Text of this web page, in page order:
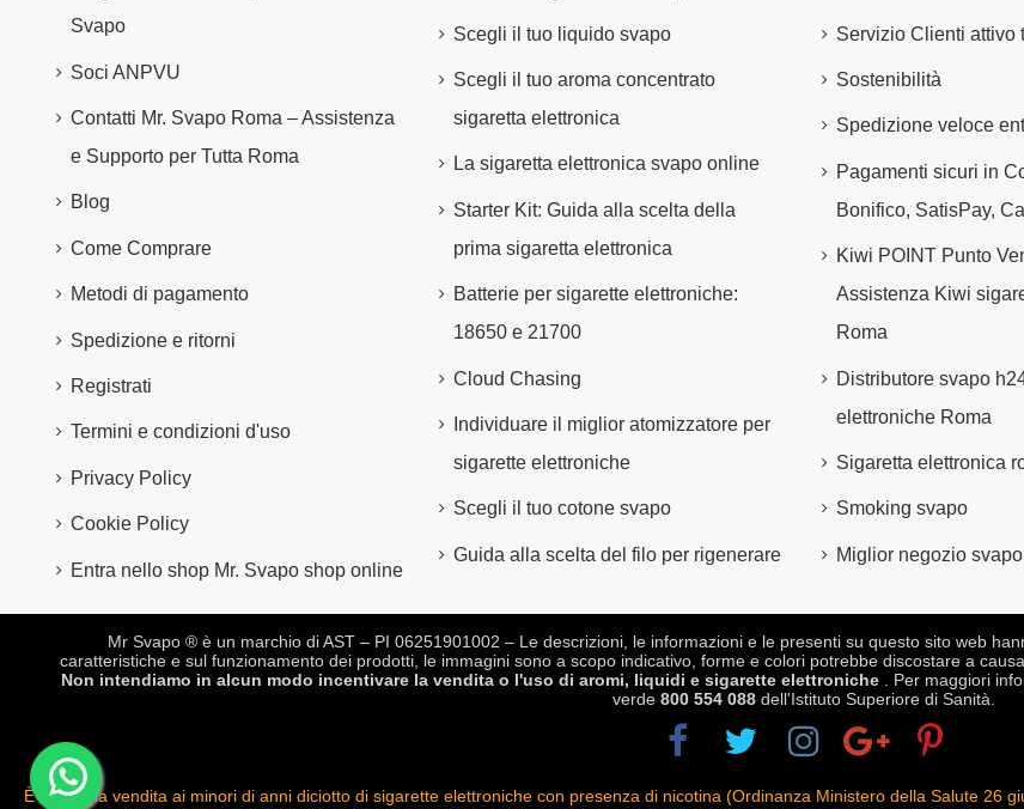
Svapo
Soci ANPVU
Contatti Mr. Svapo Roma – Assistenza
e Supporto per Tutta Roma
Blog
Come Comprare
Metodi di pagamento
Spedizione e ritorni
Registrati
Termini e condizioni d'uso
Privacy Policy
Cookie Policy
Entra nello shop Mr. Svapo shop online
Scegli il tuo liquido svapo
Scegli il tuo aroma concentrato
sigaretta elettronica
La sigaretta elettronica svapo online
Starter Kit: Guida alla scelta della
prima sigaretta elettronica
Batterie per sigarette elettroniche:
18650 e 21700
Cloud Chasing
Individuare il miglior atomizzatore per
sigarette elettroniche
Scegli il tuo cotone svapo
Guida alla scelta del filo per rigenerare
Servizio Clienti attivo
Sostenibilità
Spedizione veloce
Pagamenti sicuri in
Bonifico, SatisPay,
Kiwi POINT Punto
Assistenza Kiwi
Roma
Distributore svapo
elettroniche Roma
Sigaretta elettronica
Smoking svapo
Miglior negozio
Mr Svapo ® è un marchio di AST – PI 06251901002 – Le descrizioni, le informazioni e le presenti su questo sito web
caratteristiche e sul funzionamento dei prodotti, le immagini sono a scopo indicativo, forme e colori potrebbe discostare a
Non intendiamo in alcun modo incentivare la vendita o l'uso di aromi, liquidi e sigarette elettroniche. Per maggiori
verde 800 554 088 dell'Istituto Superiore di Sanità.
È vietata la vendita ai minori di anni diciotto di sigarette elettroniche con presenza di nicotina (Ordinanza Ministero della Salute 26